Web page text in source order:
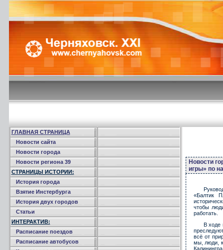
ГЛАВНАЯ СТРАНИЦА
Новости сайта
Новости города
Новости региона 39
СТРАНИЦЫ ИСТОРИИ:
История города
Взятие Инстербурга
История двух городов
Статьи
ИНТЕРАКТИВ:
Расписание поездов
Расписание автобусов
Новости
игры» по
«Балтик
чтобы
работать.
В ходе
всё от
мы, люди,